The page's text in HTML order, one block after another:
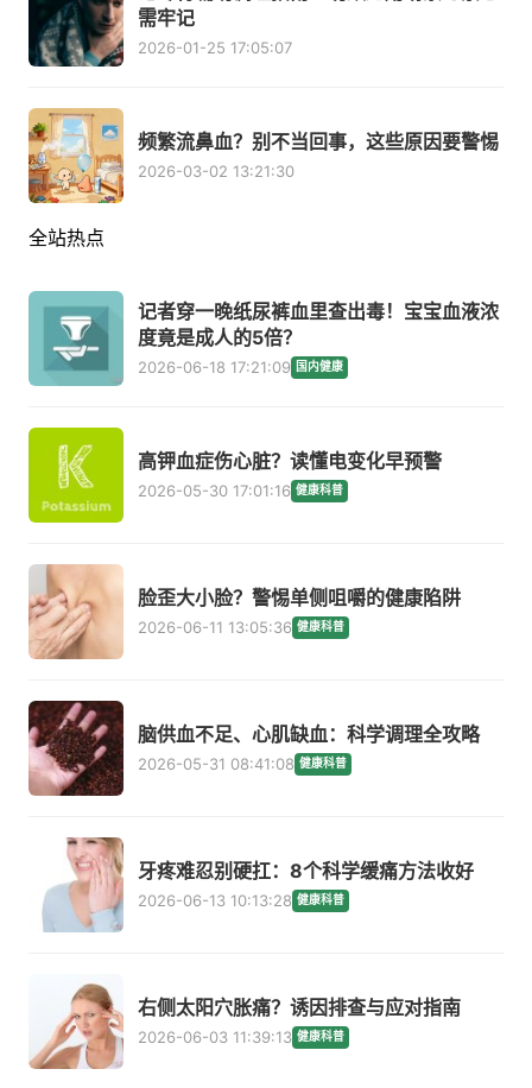
需牢记
2026-01-25 17:05:07
频繁流鼻血？别不当回事，这些原因要警惕
2026-03-02 13:21:30
全站热点
记者穿一晚纸尿裤血里查出毒！宝宝血液浓
度竟是成人的5倍？
2026-06-18 17:21:09 国内健康
高钾血症伤心脏？读懂电变化早预警
2026-05-30 17:01:16 健康科普
脸歪大小脸？警惕单侧咀嚼的健康陷阱
2026-06-11 13:05:36 健康科普
脑供血不足、心肌缺血：科学调理全攻略
2026-05-31 08:41:08 健康科普
牙疼难忍别硬扛：8个科学缓痛方法收好
2026-06-13 10:13:28 健康科普
右侧太阳穴胀痛？诱因排查与应对指南
2026-06-03 11:39:13 健康科普